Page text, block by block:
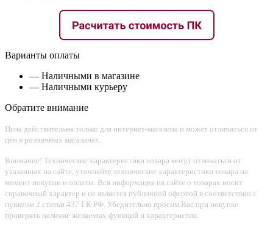
Варианты оплаты
— Наличными в магазине
— Наличными курьеру
Обратите внимание
Цена действительна только для интернет-магазина и может отличаться от
цен в розничных магазинах.
Внимание! Технические характеристики товара могут отличаться от
указанных на сайте, уточняйте технические характеристики товара на
момент покупки и оплаты. Вся информация на сайте о товарах носит
справочный характер и не является публичной офертой в соответствии с
пунктом 2 статьи 437 ГК РФ. Убедительно просим Вас при покупке
проверять наличие желаемых функций и характеристик.